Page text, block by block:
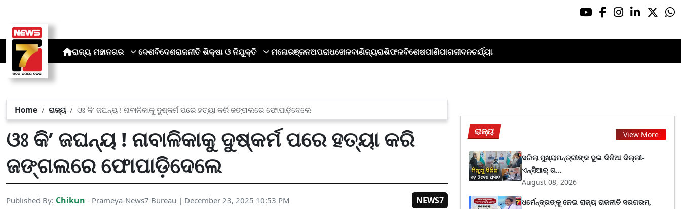
ରାଜ୍ୟ ମହାନଗର ଦେଶବିଦେଶରାଜନୀତି ଶିକ୍ଷା ଓ ନିଯୁକ୍ତି ମନୋରଞ୍ଜନଅପରାଧଖେଳବାଣିଜ୍ୟରାଶିଫଳବିଶେଷପାଣିପାଗଜୀବନଚର୍ଯ୍ୟା
Home ରାଜ୍ୟ ଓଃ କି’ ଜଘନ୍ୟ ! ନାବାଳିକାକୁ ଦୁଷ୍କର୍ମ ପରେ ହତ୍ୟା କରି ଜଙ୍ଗଲରେ ଫୋପାଡ଼ିଦେଲେ
ଓଃ କି’ ଜଘନ୍ୟ ! ନାବାଳିକାକୁ ଦୁଷ୍କର୍ମ ପରେ ହତ୍ୟା କରି
ଜଙ୍ଗଲରେ ଫୋପାଡ଼ିଦେଲେ
Published By: Chikun - Prameya-News7 Bureau | December 23, 2025 10:53 PM
NEWS7
ରାଜ୍ୟ View More
ସରିଲା ମୁଖ୍ୟମନ୍ତ୍ରୀଙ୍କ ଦୁଇ ଦିନିଆ ଦିଲ୍ଲୀ-
ଏନ୍‌ସିଆର୍ ଗ...
August 08, 2026
ଧର୍ମେନ୍ଦ୍ରଙ୍କୁ ନେଇ ରାଜ୍ୟ ରାଜନୀତି ସରଗରମ,